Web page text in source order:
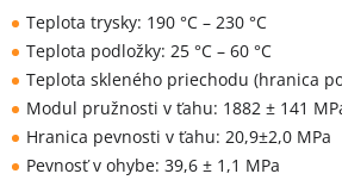
Teplota trysky: 190 °C – 230 °C
Teplota podložky: 25 °C – 60 °C
Teplota skleného priechodu (hranica
Modul pružnosti v ťahu: 1882 ± 141
Hranica pevnosti v ťahu: 20,9±2,0 MPa
Pevnosť v ohybe: 39,6 ± 1,1 MPa